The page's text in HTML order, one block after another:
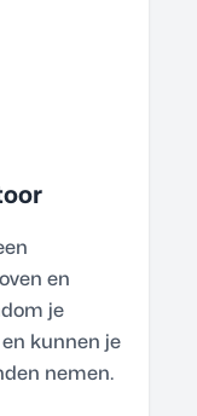
en
je
kunnen je
nemen.